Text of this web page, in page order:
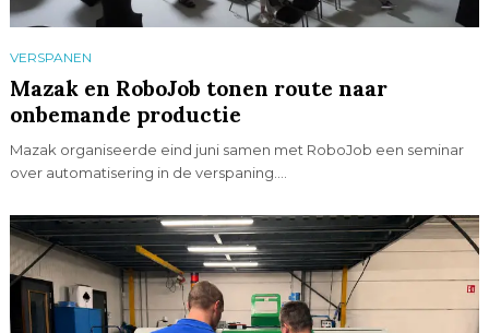
VERSPANEN
Mazak en RoboJob tonen route naar
onbemande productie
Mazak organiseerde eind juni samen met RoboJob een seminar
over automatisering in de verspaning....